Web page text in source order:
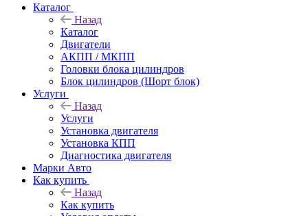
Каталог
Назад
Каталог
Двигатели
АКПП / МКПП
Головки блока цилиндров
Блок цилиндров (Шорт блок)
Услуги
Назад
Услуги
Установка двигателя
Установка КПП
Диагностика двигателя
Марки Авто
Как купить
Назад
Как купить